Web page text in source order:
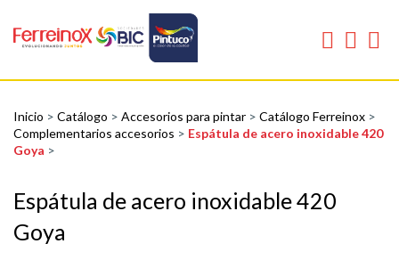
Inicio > Catálogo > Accesorios para pintar > Catálogo Ferreinox >
Complementarios accesorios > Espátula de acero inoxidable 420
Goya >
Espátula de acero inoxidable 420
Goya